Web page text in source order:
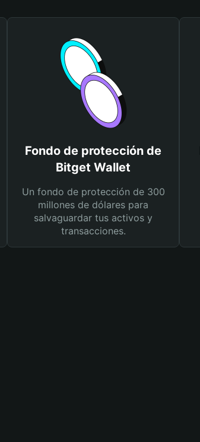
Fondo de protección de
Bitget Wallet
Un fondo de protección de 300
millones de dólares para
salvaguardar tus activos y
transacciones.